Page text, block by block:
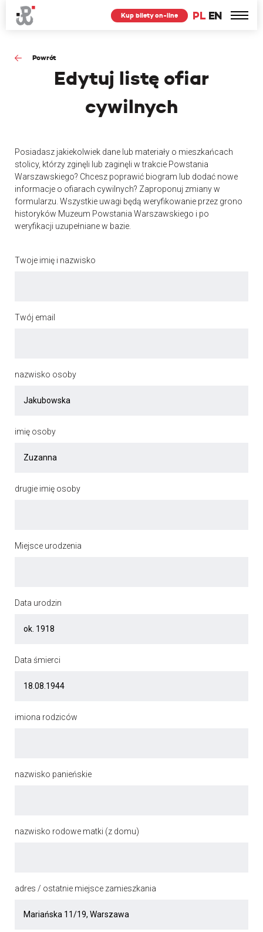
PL EN
Kup bilety on-line
Powrót
Edytuj listę ofiar
cywilnych
Posiadasz jakiekolwiek dane lub materiały o mieszkańcach
stolicy, którzy zginęli lub zaginęli w trakcie Powstania
Warszawskiego? Chcesz poprawić biogram lub dodać nowe
informacje o ofiarach cywilnych? Zaproponuj zmiany w
formularzu. Wszystkie uwagi będą weryfikowanie przez grono
historyków Muzeum Powstania Warszawskiego i po
weryfikacji uzupełniane w bazie.
Twoje imię i nazwisko
Twój email
nazwisko osoby
imię osoby
drugie imię osoby
Miejsce urodzenia
Data urodzin
Data śmierci
imiona rodziców
nazwisko panieńskie
nazwisko rodowe matki (z domu)
adres / ostatnie miejsce zamieszkania